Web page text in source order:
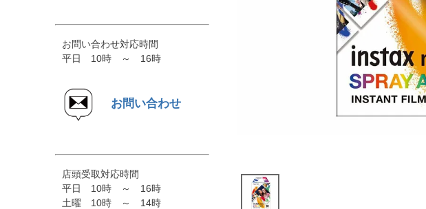
お問い合わせ対応時間
平日 10時 ～ 16時
お問い合わせ
店頭受取対応時間
平日 10時 ～ 16時
土曜 10時 ～ 14時